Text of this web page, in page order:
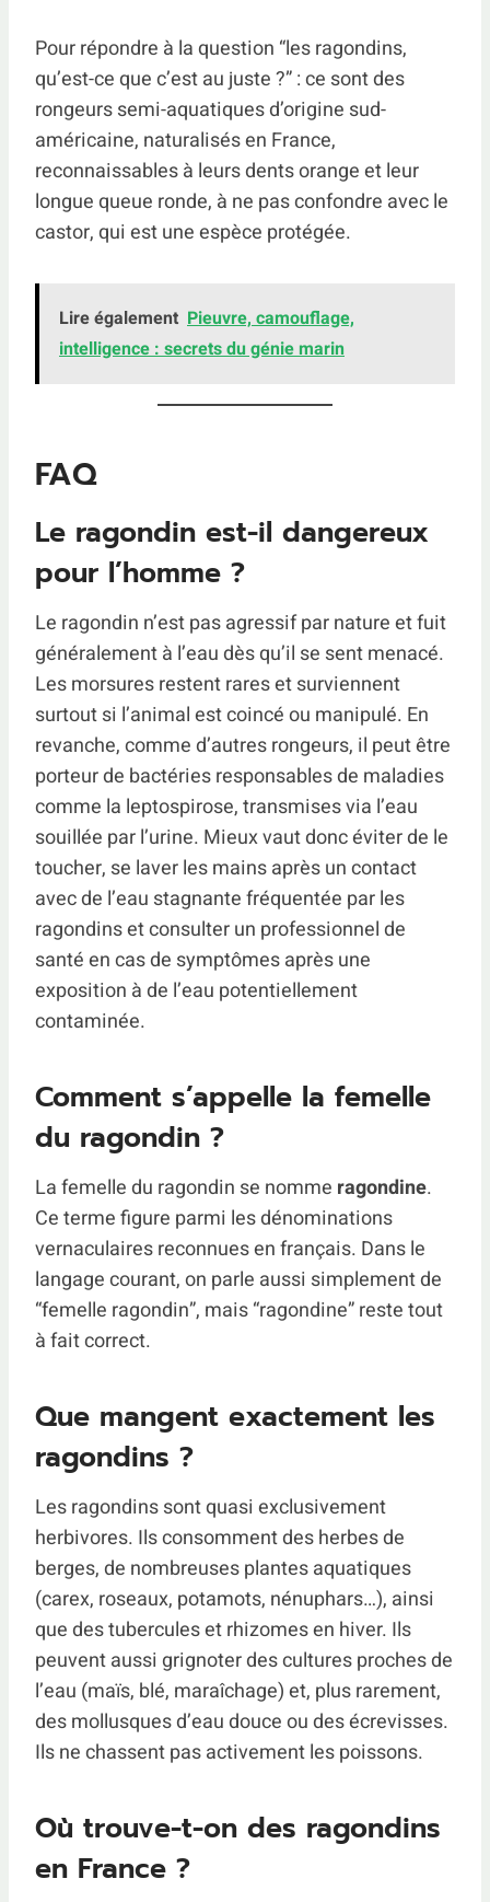
Pour répondre à la question “les ragondins,
qu’est-ce que c’est au juste ?” : ce sont des
rongeurs semi-aquatiques d’origine sud-
américaine, naturalisés en France,
reconnaissables à leurs dents orange et leur
longue queue ronde, à ne pas confondre avec le
castor, qui est une espèce protégée.
Lire également Pieuvre, camouflage,
intelligence : secrets du génie marin
FAQ
Le ragondin est-il dangereux
pour l’homme ?
Le ragondin n’est pas agressif par nature et fuit
généralement à l’eau dès qu’il se sent menacé.
Les morsures restent rares et surviennent
surtout si l’animal est coincé ou manipulé. En
revanche, comme d’autres rongeurs, il peut être
porteur de bactéries responsables de maladies
comme la leptospirose, transmises via l’eau
souillée par l’urine. Mieux vaut donc éviter de le
toucher, se laver les mains après un contact
avec de l’eau stagnante fréquentée par les
ragondins et consulter un professionnel de
santé en cas de symptômes après une
exposition à de l’eau potentiellement
contaminée.
Comment s’appelle la femelle
du ragondin ?
La femelle du ragondin se nomme ragondine.
Ce terme figure parmi les dénominations
vernaculaires reconnues en français. Dans le
langage courant, on parle aussi simplement de
“femelle ragondin”, mais “ragondine” reste tout
à fait correct.
Que mangent exactement les
ragondins ?
Les ragondins sont quasi exclusivement
herbivores. Ils consomment des herbes de
berges, de nombreuses plantes aquatiques
(carex, roseaux, potamots, nénuphars…), ainsi
que des tubercules et rhizomes en hiver. Ils
peuvent aussi grignoter des cultures proches de
l’eau (maïs, blé, maraîchage) et, plus rarement,
des mollusques d’eau douce ou des écrevisses.
Ils ne chassent pas activement les poissons.
Où trouve-t-on des ragondins
en France ?